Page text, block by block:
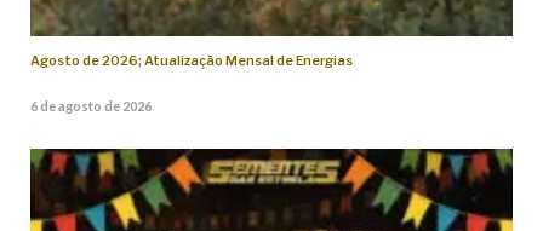
Agosto de 2026; Atualização Mensal de Energias
6 de agosto de 2026